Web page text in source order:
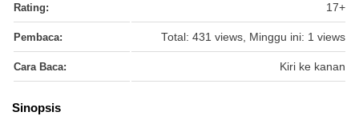
Rating: 17+
Pembaca: Total: 431 views, Minggu ini: 1 views
Cara Baca: Kiri ke kanan
Sinopsis